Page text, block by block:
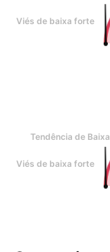
Viés de baixa forte
Tendência de Baixa
Viés de baixa forte